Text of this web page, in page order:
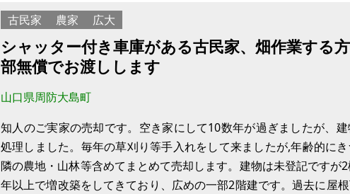
※丁度いい田舎暮らし
美しい海岸線を15分車で走ればスーパー、役所がある中心部に行け
してコインランドリー、美容室、ドラッグストアー、ホームタウンナ
古民家 農家 広大
シャッター付き車庫がある古民家、畑作業する
部無償でお渡しします
山口県周防大島町
知人のご実家の売却です。空き家にして10数年が過ぎましたが、
処理しました。毎年の草刈り等手入れをして来ましたが,年齢的に
隣の農地・山林等含めてまとめて売却します。建物は未登記ですが
年以上で増改築をしてきており、広めの一部2階建です。過去に屋